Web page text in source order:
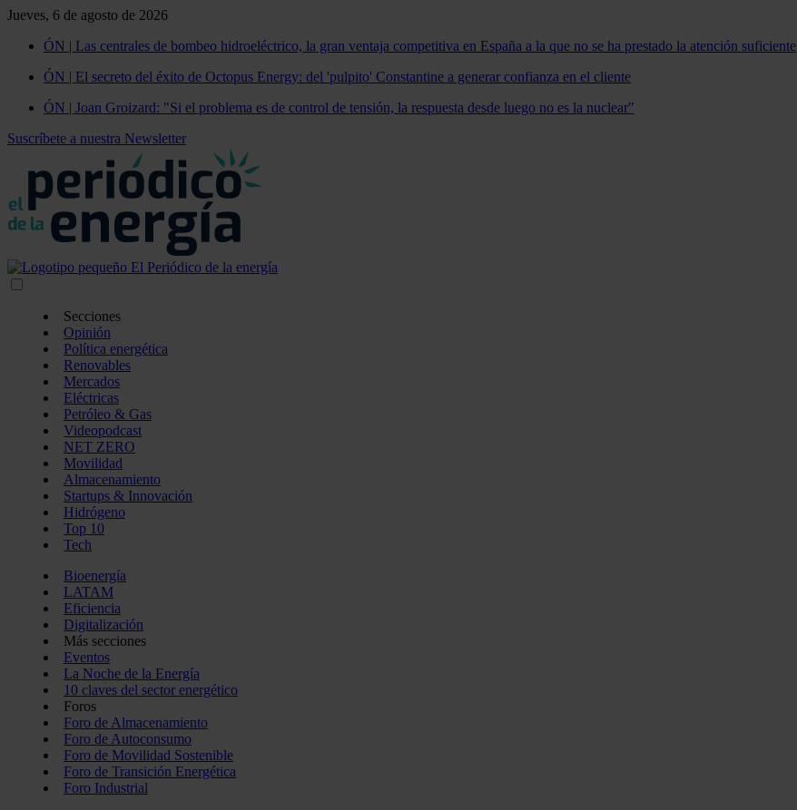
Jueves, 6 de agosto de 2026
ÓN | Las centrales de bombeo hidroeléctrico, la gran ventaja competitiva en España a la que no se ha prestado la atención suficiente
ÓN | El secreto del éxito de Octopus Energy: del 'pulpito' Constantine a generar confianza en el cliente
ÓN | Joan Groizard: "Si el problema es de control de tensión, la respuesta desde luego no es la nuclear"
Suscríbete a nuestra Newsletter
Secciones
Opinión
Política energética
Renovables
Mercados
Eléctricas
Petróleo & Gas
Videopodcast
NET ZERO
Movilidad
Almacenamiento
Startups & Innovación
Hidrógeno
Top 10
Tech
Bioenergía
LATAM
Eficiencia
Digitalización
Más secciones
Eventos
La Noche de la Energía
10 claves del sector energético
Foros
Foro de Almacenamiento
Foro de Autoconsumo
Foro de Movilidad Sostenible
Foro de Transición Energética
Foro Industrial